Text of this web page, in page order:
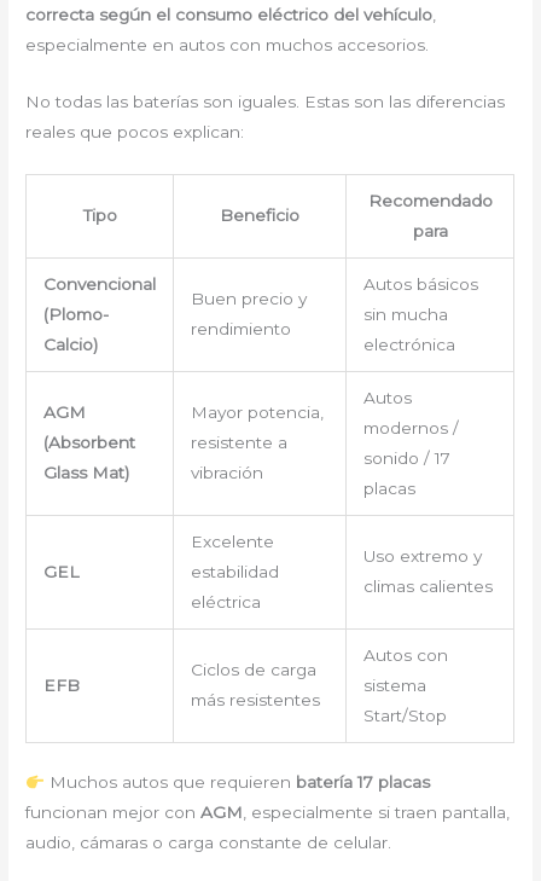
correcta según el consumo eléctrico del vehículo
especialmente en autos con muchos accesorios.
No todas las baterías son iguales. Estas son las diferencias
reales que pocos explican:
Tipo Beneficio
Recomendado
para
Convencional
(Plomo-
Calcio)
Buen precio y
rendimiento
Autos básicos
sin mucha
electrónica
AGM
(Absorbent
Glass Mat)
Mayor potencia,
resistente a
vibración
Autos
modernos /
sonido / 17
placas
GEL
Excelente
estabilidad
eléctrica
Uso extremo y
climas calientes
EFB
Ciclos de carga
más resistentes
Autos con
sistema
Start/Stop
Muchos autos que requieren batería 17 placas
funcionan mejor conAGM, especialmente si traen pantalla,
audio, cámaras o carga constante de celular.